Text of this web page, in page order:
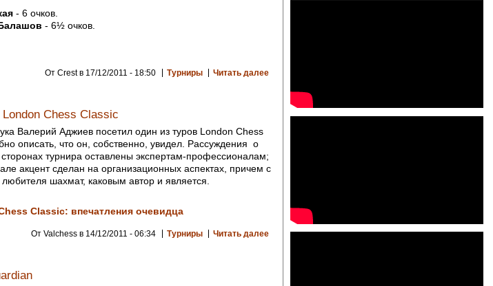
- 6 очков.
- 6½ очков.
От Crest в 17/12/2011 - 18:50 Турниры Читать далее
Chess Classic
Валерий Аджиев посетил один из туров London Chess
описать, что он, собственно, увидел. Рассуждения о
турнира оставлены экспертам-профессионалам;
акцент сделан на организационных аспектах, причем с
любителя шахмат, каковым автор и является.
Classic: впечатления очевидца
От Valchess в 14/12/2011 - 06:34 Турниры Читать далее